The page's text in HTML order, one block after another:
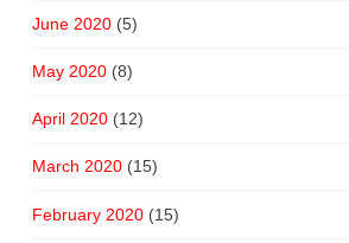
June 2020(5)
May 2020(8)
April 2020(12)
March 2020(15)
February 2020(15)